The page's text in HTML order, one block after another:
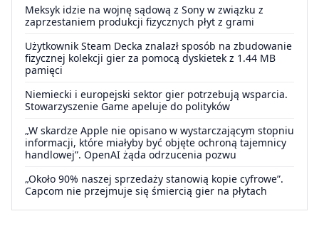
Meksyk idzie na wojnę sądową z Sony w związku z
zaprzestaniem produkcji fizycznych płyt z grami
Użytkownik Steam Decka znalazł sposób na zbudowanie
fizycznej kolekcji gier za pomocą dyskietek z 1.44 MB
pamięci
Niemiecki i europejski sektor gier potrzebują wsparcia.
Stowarzyszenie Game apeluje do polityków
„W skardze Apple nie opisano w wystarczającym stopniu
informacji, które miałyby być objęte ochroną tajemnicy
handlowej”. OpenAI żąda odrzucenia pozwu
„Około 90% naszej sprzedaży stanowią kopie cyfrowe”.
Capcom nie przejmuje się śmiercią gier na płytach